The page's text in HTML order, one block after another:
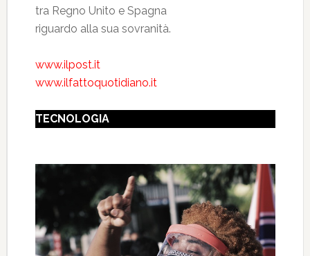
tra Regno Unito e Spagna
riguardo alla sua sovranità.
www.ilpost.it
www.ilfattoquotidiano.it
TECNOLOGIA